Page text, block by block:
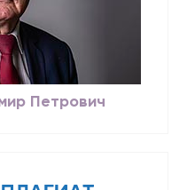
Петрович